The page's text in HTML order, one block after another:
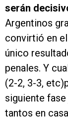
serán
Argentinos
convirtió en
único
penales. Y
(2-2, 3-3,
siguiente
tantos en